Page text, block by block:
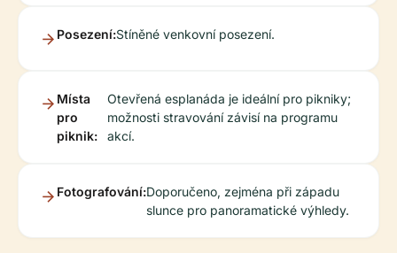
Posezení:Stíněné venkovní posezení.
Místa
pro
piknik:
Otevřená esplanáda je ideální pro pikniky;
možnosti stravování závisí na programu
akcí.
Fotografování:Doporučeno, zejména při západu
slunce pro panoramatické výhledy.